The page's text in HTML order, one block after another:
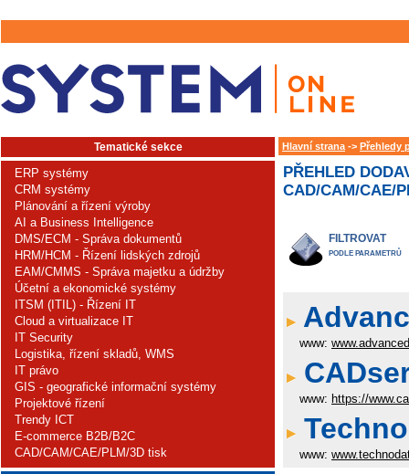
Tematické sekce
ERP systémy
CRM systémy
Plánování a řízení výroby
AI a Business Intelligence
DMS/ECM - Správa dokumentů
HRM/HCM - Řízení lidských zdrojů
EAM/CMMS - Správa majetku a údržby
Účetní a ekonomické systémy
ITSM (ITIL) - Řízení IT
Cloud a virtualizace IT
IT Security
Logistika, řízení skladů, WMS
IT právo
GIS - geografické informační systémy
Projektové řízení
Trendy ICT
E-commerce B2B/B2C
CAD/CAM/CAE/PLM/3D tisk
Hlavní strana -> Přehledy
PŘEHLED
CAD/CAM/CAE/
FILTROVAT
PODLE PARAMETRŮ
www:
www: https://
www: